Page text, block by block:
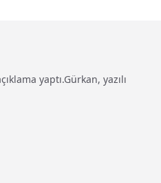
yaptı.Gürkan, yazılı